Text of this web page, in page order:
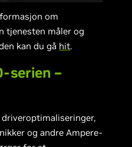
om
tjenesten måler og
kan du gå hit.
serien –
og andre Ampere-